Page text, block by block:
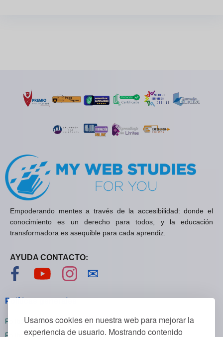
Usamos cookies en nuestra web para mejorar la
experiencia de usuario. Mostrando contenido
Empoderando mentes a través de la accesibilidad: donde el
conocimiento es un derecho para todos, y la educación
transformadora es asequible para cada aprendiz.
AYUDA CONTACTO:
Visítanos en Facebook
Visítanos en YouTube
Visítanos en Instagram
✉
Políticas generales
Políticas de privacidad
Políticas de cookies